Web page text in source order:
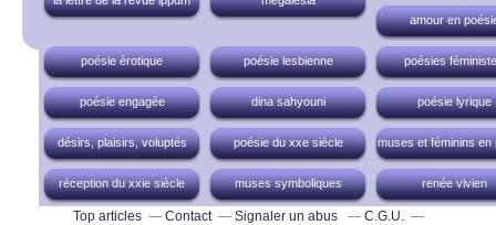
amour en
poésie érotique poésie lesbienne poésies
poésie engagée dina sahyouni poésie lyrique
désirs, plaisirs, voluptés poésie du xxe siècle muses et féminins en
réception du xxie siècle muses symboliques renée vivien
Top articles Contact Signaler un abus
C.G.U.